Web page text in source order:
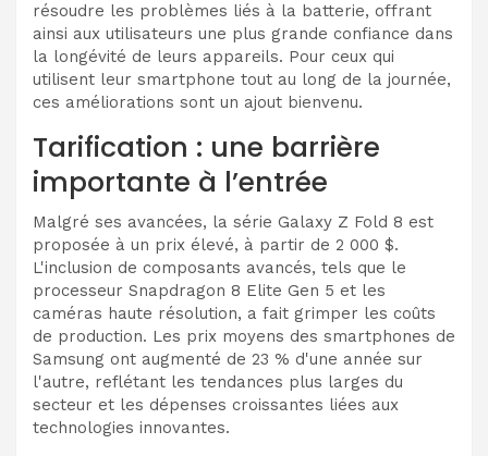
résoudre les problèmes liés à la batterie, offrant
ainsi aux utilisateurs une plus grande confiance dans
la longévité de leurs appareils. Pour ceux qui
utilisent leur smartphone tout au long de la journée,
ces améliorations sont un ajout bienvenu.
Tarification : une barrière
importante à l’entrée
Malgré ses avancées, la série Galaxy Z Fold 8 est
proposée à un prix élevé, à partir de 2 000 $.
L'inclusion de composants avancés, tels que le
processeur Snapdragon 8 Elite Gen 5 et les
caméras haute résolution, a fait grimper les coûts
de production. Les prix moyens des smartphones de
Samsung ont augmenté de 23 % d'une année sur
l'autre, reflétant les tendances plus larges du
secteur et les dépenses croissantes liées aux
technologies innovantes.